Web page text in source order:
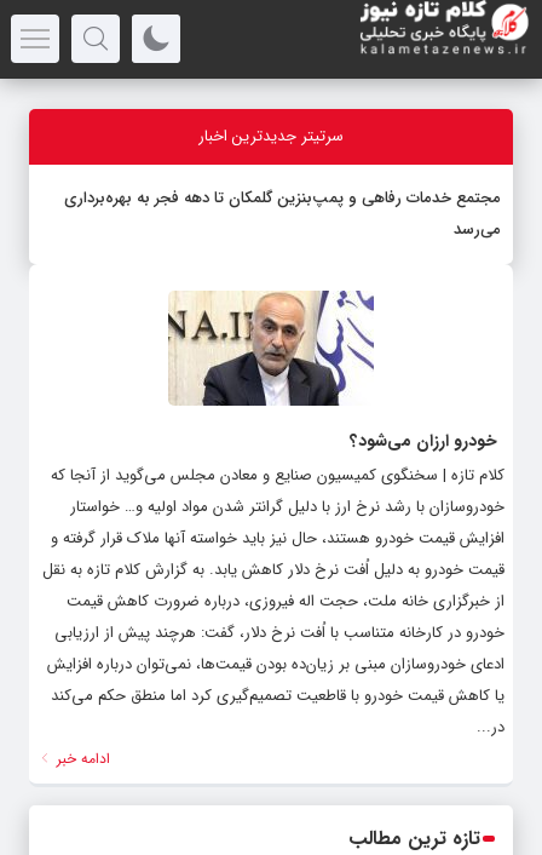
سرتیتر جدیدترین اخبار
مجتمع خدمات رفاهی و پمپ‌بنزین گلمکان تا دهه فجر به بهره‌برداری
می‌رسد
خودرو ارزان می‌شود؟
کلام تازه | سخنگوی کمیسیون صنایع و معادن مجلس می‌گوید از آنجا که
خودروسازان با رشد نرخ ارز با دلیل گرانتر شدن مواد اولیه و… خواستار
افزایش قیمت خودرو هستند، حال نیز باید خواسته آنها ملاک قرار گرفته و
قیمت خودرو به دلیل اُفت نرخ دلار کاهش یابد. به گزارش کلام تازه به نقل
از خبرگزاری خانه ملت، حجت اله فیروزی، درباره ضرورت کاهش قیمت
خودرو در کارخانه متناسب با اُفت نرخ دلار، گفت: هرچند پیش از ارزیابی
ادعای خودروسازان مبنی بر زیان‌ده بودن قیمت‌ها، نمی‌توان درباره افزایش
یا کاهش قیمت خودرو با قاطعیت تصمیم‌گیری کرد اما منطق حکم می‌کند
در...
ادامه خبر
تازه ترین مطالب